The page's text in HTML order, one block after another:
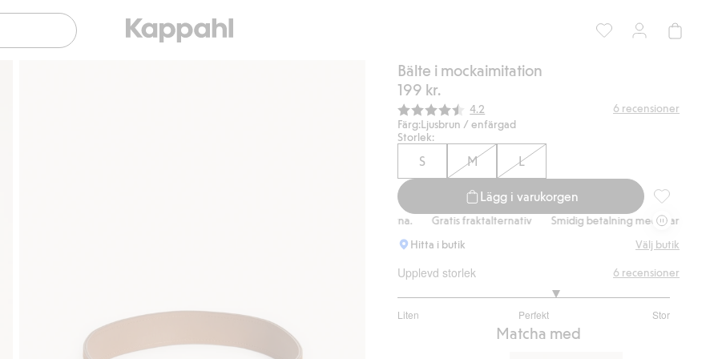
Bälte i mockaimitation
199 kr.
Snittbetyg:
4.2 6 recensioner
Färg:Ljusbrun / enfärgad
Storlek:
S M L
Lägg i varukorgen
Bälte i
Gratis fraktalternativ Smidig betalning med Klarna.
Gratis
Hitta i butik
Välj butik
Upplevd storlek
Liten Perfekt Stor
utav
6 recensioner
Matcha med